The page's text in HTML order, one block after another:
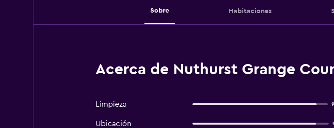
Sobre Habitaciones
Acerca de Nuthurst Grange
Limpieza
Ubicación